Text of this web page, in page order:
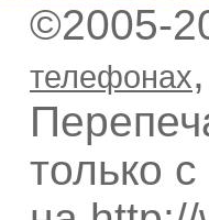
©2005-
телефонах
только